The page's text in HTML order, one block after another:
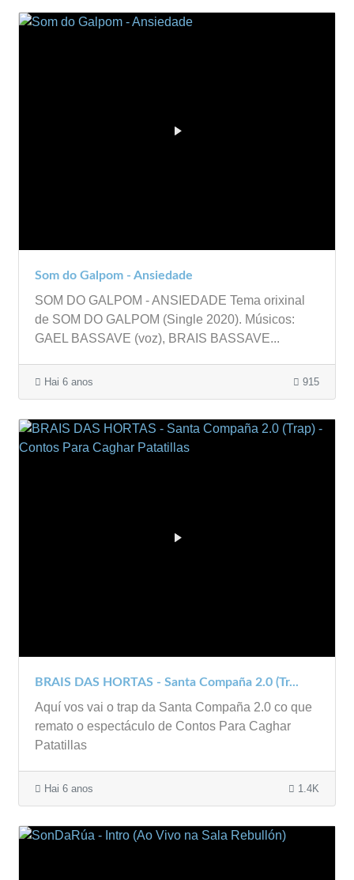
Som do Galpom - Ansiedade
SOM DO GALPOM - ANSIEDADE Tema orixinal
de SOM DO GALPOM (Single 2020). Músicos:
GAEL BASSAVE (voz), BRAIS BASSAVE...
Hai 6 anos 915
BRAIS DAS HORTAS - Santa Compaña 2.0 (Tr...
Aquí vos vai o trap da Santa Compaña 2.0 co que
remato o espectáculo de Contos Para Caghar
Patatillas
Hai 6 anos 1.4K